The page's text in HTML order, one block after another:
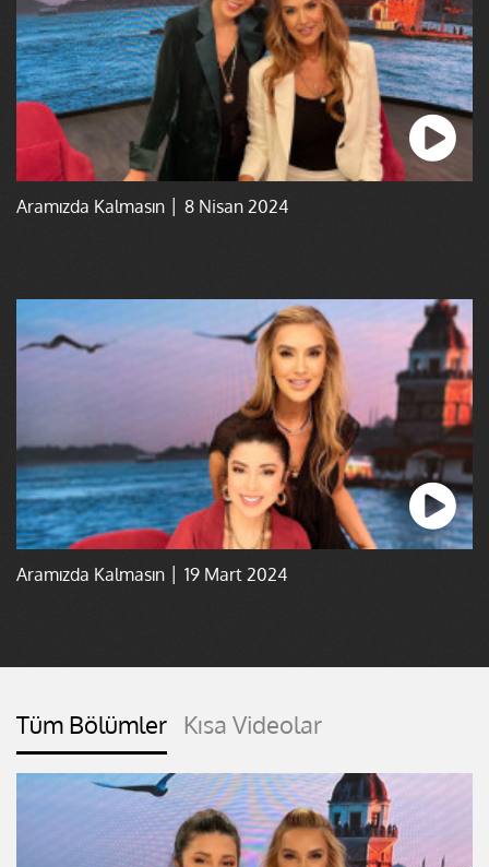
Aramızda Kalmasın │ 8 Nisan 2024
Aramızda Kalmasın │ 19 Mart 2024
Tüm Bölümler Kısa Videolar